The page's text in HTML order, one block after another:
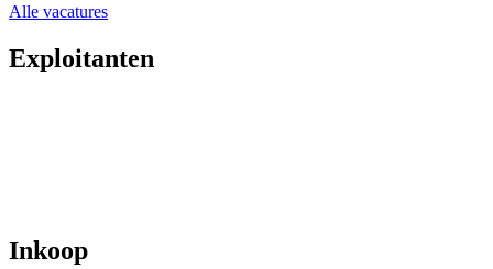
Alle vacatures
Exploitanten
Inkoop